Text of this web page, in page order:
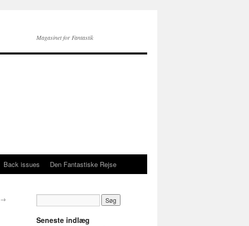
Magasinet for Fantastik
Back issues Den Fantastiske Rejse
→
Seneste indlæg